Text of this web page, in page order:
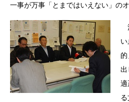
一事が万事「とまではいえない」の
出
適